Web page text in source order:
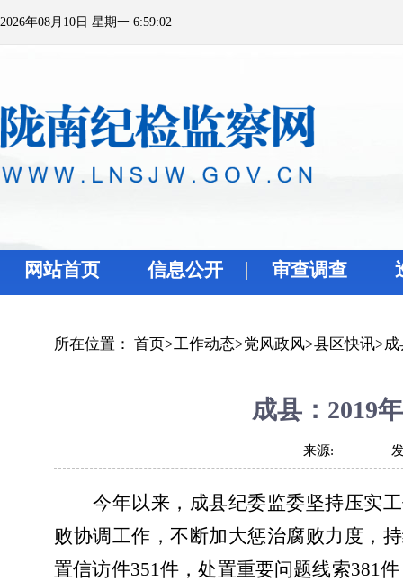
2026年08月10日 星期一 6:59:02
网站首页 信息公开 审查调查
所在位置： 首页>工作动态>党风政风>县区快讯>成
成县：2019
来源:
今年以来，成县纪委监委坚持压实
败协调工作，不断加大惩治腐败力度，
置信访件351件，处置重要问题线索381